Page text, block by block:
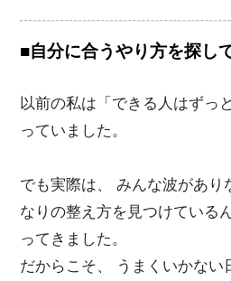
■自分に合うやり方を探し
以前の私は「できる人はずっ
っていました。
でも実際は、 みんな波があり
なりの整え方を見つけている
ってきました。
だからこそ、 うまくいかない